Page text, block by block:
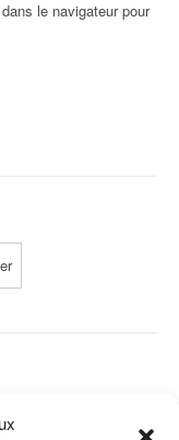
le navigateur pour
?